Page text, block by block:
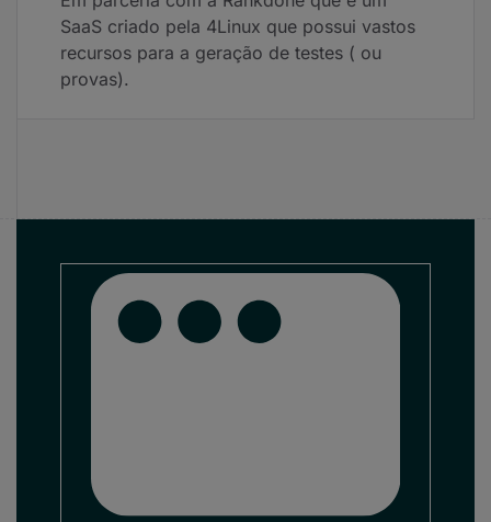
SaaS criado pela 4Linux que possui vastos
recursos para a geração de testes ( ou
provas).